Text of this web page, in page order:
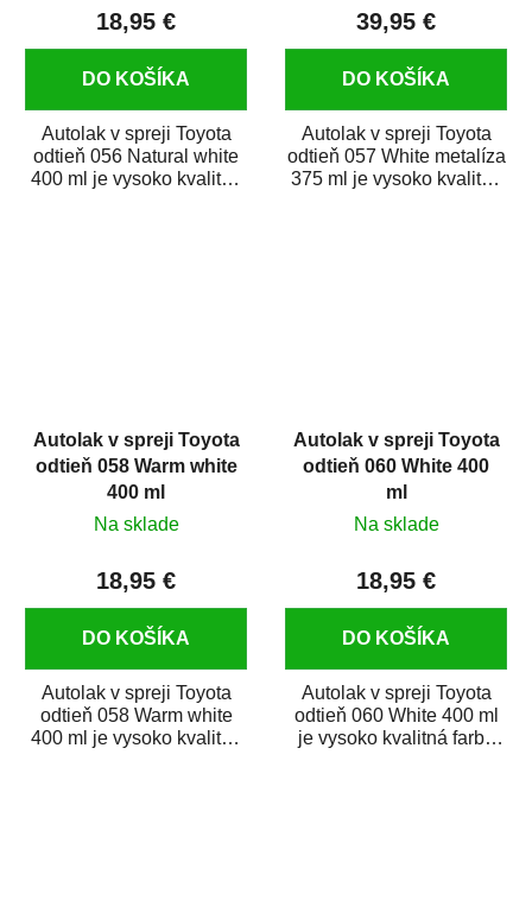
18,95 €
DO KOŠÍKA
Autolak v spreji Toyota
odtieň 056 Natural white
400 ml je vysoko kvalitná
39,95 €
DO KOŠÍKA
Autolak v spreji Toyota
odtieň 057 White metalíza
375 ml je vysoko kvalitná
Autolak v spreji Toyota
odtieň 058 Warm white
400 ml
Na sklade
18,95 €
DO KOŠÍKA
Autolak v spreji Toyota
odtieň 058 Warm white
400 ml je vysoko kvalitná
Autolak v spreji Toyota
odtieň 060 White 400
ml
Na sklade
18,95 €
DO KOŠÍKA
Autolak v spreji Toyota
odtieň 060 White 400 ml
je vysoko kvalitná farba